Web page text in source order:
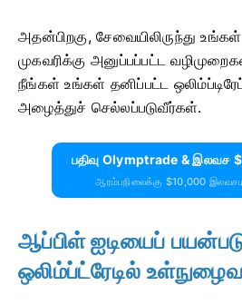
அதன்பிறகு, சேவையிலிருந்து
முகவரிக்கு அனுப்பப்பட்ட
நீங்கள் உங்கள் தனிப்பட்ட
அழைத்துச் செல்லப்படுவீர்கள்.
பதிவு Olymptrade & இலவச
ஆரம்பநிலைக்கு $10,000
ஆப்பிள் ஐடியைப்
ஒலிம்ப்ட்ரேடில்